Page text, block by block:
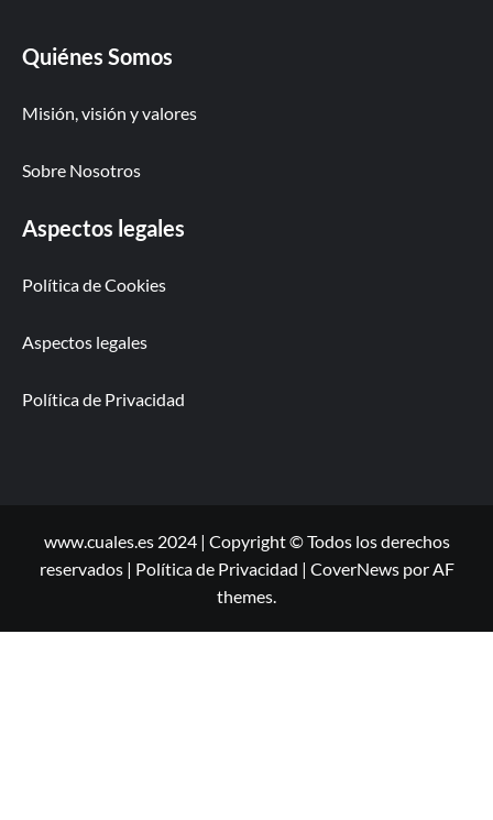
Quiénes Somos
Misión, visión y valores
Sobre Nosotros
Aspectos legales
Política de Cookies
Aspectos legales
Política de Privacidad
www.cuales.es 2024 | Copyright © Todos los derechos
reservados | Política de Privacidad | CoverNewspor AF
themes.